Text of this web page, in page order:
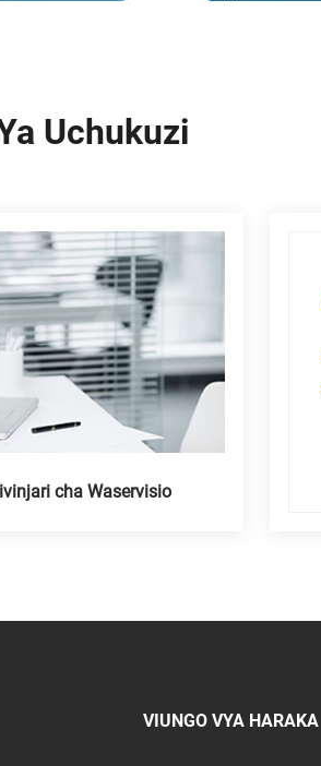
Uchukuzi
cha Waservisio
VIUNGO VYA HARAKA